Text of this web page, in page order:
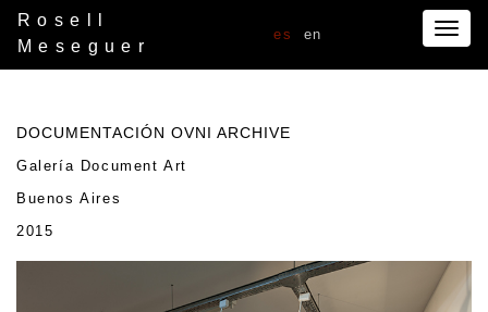
Rosell
Meseguer
es en
DOCUMENTACIÓN OVNI ARCHIVE
Galería Document Art
Buenos Aires
2015